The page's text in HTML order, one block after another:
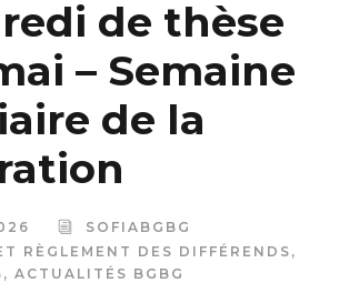
de thèse
– Semaine
de la
SOFIABGBG
RÈGLEMENT DES DIFFÉRENDS ,
, ACTUALITÉS BGBG